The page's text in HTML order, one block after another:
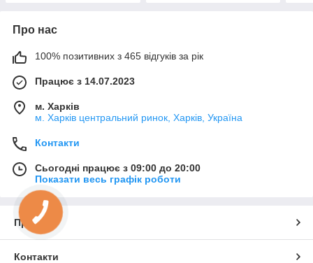
Про нас
100% позитивних з 465 відгуків за рік
Працює з 14.07.2023
м. Харків
м. Харків центральний ринок, Харків, Україна
Контакти
Сьогодні працює з 09:00 до 20:00
Показати весь графік роботи
Про нас
Контакти